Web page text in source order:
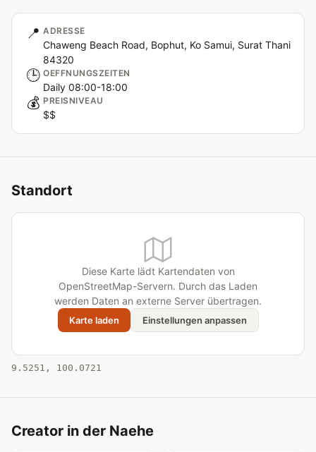
📍 ADRESSE
Chaweng Beach Road, Bophut, Ko Samui, Surat Thani
84320
🕒 OEFFNUNGSZEITEN
Daily 08:00-18:00
💰 PREISNIVEAU
$$
Standort
Diese Karte lädt Kartendaten von
OpenStreetMap-Servern. Durch das Laden
werden Daten an externe Server übertragen.
Karte laden Einstellungen anpassen
9.5251, 100.0721
Creator in der Naehe